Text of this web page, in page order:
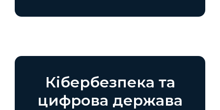
Кібербезпека та
цифрова держава